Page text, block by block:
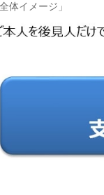
体イメージ」